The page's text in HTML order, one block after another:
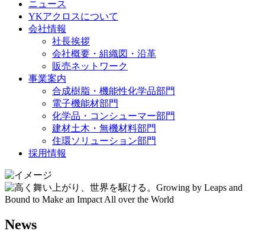
ニュース
YKアクロスについて
会社情報
社長挨拶
会社概要・組織図・沿革
販売ネットワーク
事業案内
合成樹脂・機能性化学品部門
電子機能材部門
化学品・コンシューマー部門
建材土木・無機材料部門
住環ソリューション部門
採用情報
News